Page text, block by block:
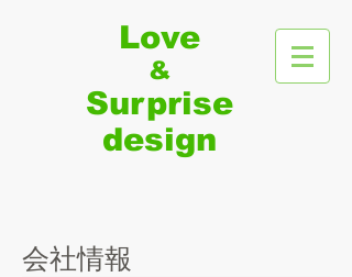
Love
&
Surprise​
​design
会社情報